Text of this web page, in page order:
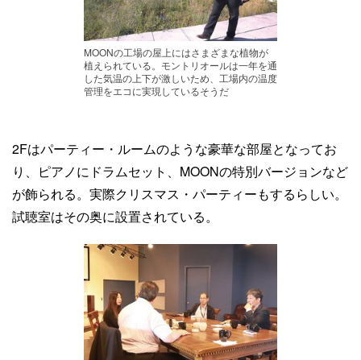
MOONの工場の屋上にはさまざまな植物が
植えられている。モントリオールは一年を通
した気温の上下が激しいため、工場内の温度
管理をエコに実現しているそうだ
2Fはパーティー・ルームのような豪華な部屋となってお
り、ピアノにドラムセット、MOONの特別バージョンなど
が飾られる。実際クリスマス・パーティーもするらしい。
試聴室はその奥に設置されている。